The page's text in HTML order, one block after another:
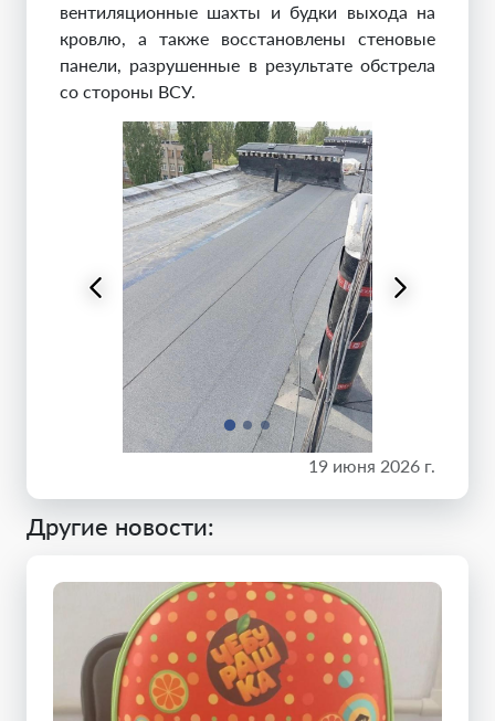
вентиляционные шахты и будки выхода на
кровлю, а также восстановлены стеновые
панели, разрушенные в результате обстрела
со стороны ВСУ.
19 июня 2026 г.
Другие новости: